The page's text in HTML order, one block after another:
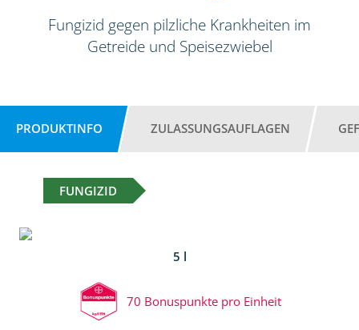
Fungizid gegen pilzliche Krankheiten im
Getreide und Speisezwiebel
PRODUKTINFO ZULASSUNGSAUFLAGEN
FUNGIZID
5 l
70 Bonuspunkte pro Einheit